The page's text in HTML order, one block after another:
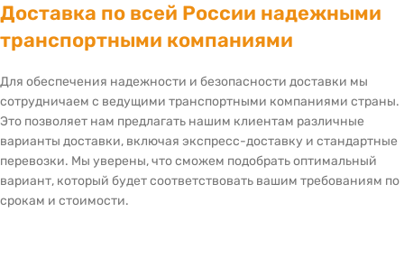
Доставка по всей России надежными
транспортными компаниями
Для обеспечения надежности и безопасности доставки мы
сотрудничаем с ведущими транспортными компаниями страны.
Это позволяет нам предлагать нашим клиентам различные
варианты доставки, включая экспресс-доставку и стандартные
перевозки. Мы уверены, что сможем подобрать оптимальный
вариант, который будет соответствовать вашим требованиям по
срокам и стоимости.